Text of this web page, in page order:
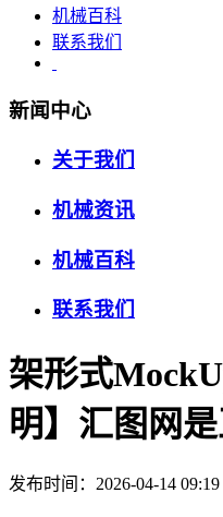
机械百科
联系我们
新闻中心
关于我们
机械资讯
机械百科
联系我们
架形式
明】汇图网
发布时间：2026-04-14 09:19